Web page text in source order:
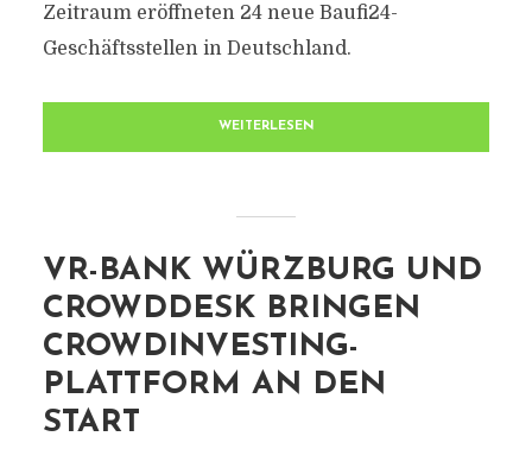
Zeitraum eröffneten 24 neue Baufi24-
Geschäftsstellen in Deutschland.
WEITERLESEN
VR-BANK WÜRZBURG UND
CROWDDESK BRINGEN
CROWDINVESTING-
PLATTFORM AN DEN
START